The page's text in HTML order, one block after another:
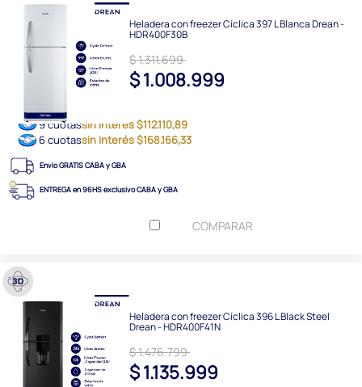
Heladera con freezer Cíclica 397 L Blanca Drean -
HDR400F30B
$ 1.311.699
$ 1.008.999
9 cuotassin interés $112.110,89
6 cuotassin interés $168.166,33
Envío GRATIS CABA y GBA
ENTREGA en 96HS exclusivo CABA y GBA
COMPARAR
Heladera con freezer Cíclica 396 L Black Steel
Drean - HDR400F41N
$ 1.476.799
$ 1.135.999